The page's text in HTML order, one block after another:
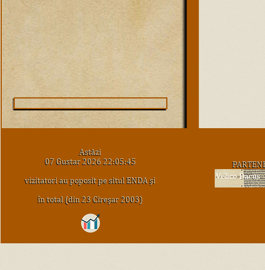
Astăzi
07 Gustar 2026 22:05:45
vizitatori au poposit pe situl ENDA şi
în total (din 23 Cireşar 2003)